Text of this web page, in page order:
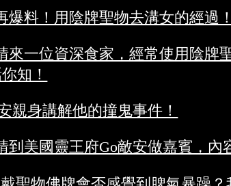
爆料！用陰牌聖物去溝女的經過！
來一位資深食家，經常使用陰牌
知！
親身講解他的撞鬼事件！
到美國靈王府Go敵安做嘉賓，內